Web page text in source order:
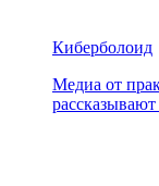
Киберболоид
Медиа от